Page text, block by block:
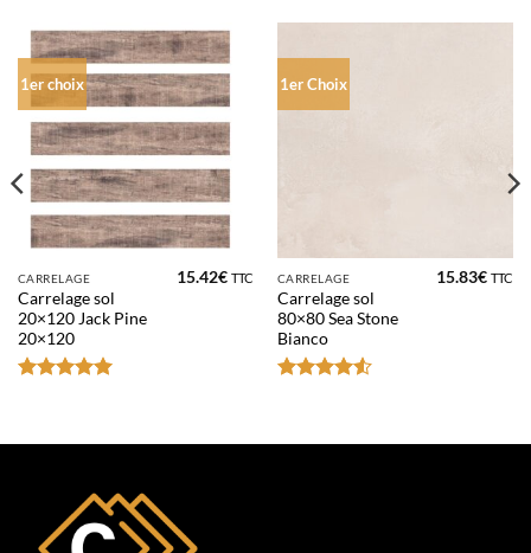
1er choix
CARRELAGE
Carrelage sol
20×120 Jack Pine
20×120
15.42€ TTC
1er Choix
CARRELAGE
Carrelage sol
80×80 Sea Stone
Bianco
15.83€ TTC